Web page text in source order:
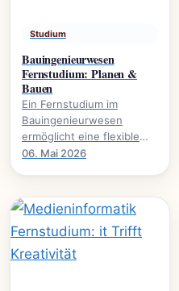
Studium
Bauingenieurwesen
Fernstudium: Planen &
Bauen
Ein Fernstudium im
Bauingenieurwesen
ermöglicht eine flexible
Karriereentwicklung., wie
06. Mai 2026